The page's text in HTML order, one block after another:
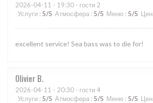
2026-04-11 - 19:30 - гости 2
Услуги : 5/5 Атмосфера : 5/5 Меню : 5/5
excellent service! Sea bass was to die for!
Olivier B
2026-04-11 - 20:30 - гости 4
Услуги : 5/5 Атмосфера : 5/5 Меню : 5/5